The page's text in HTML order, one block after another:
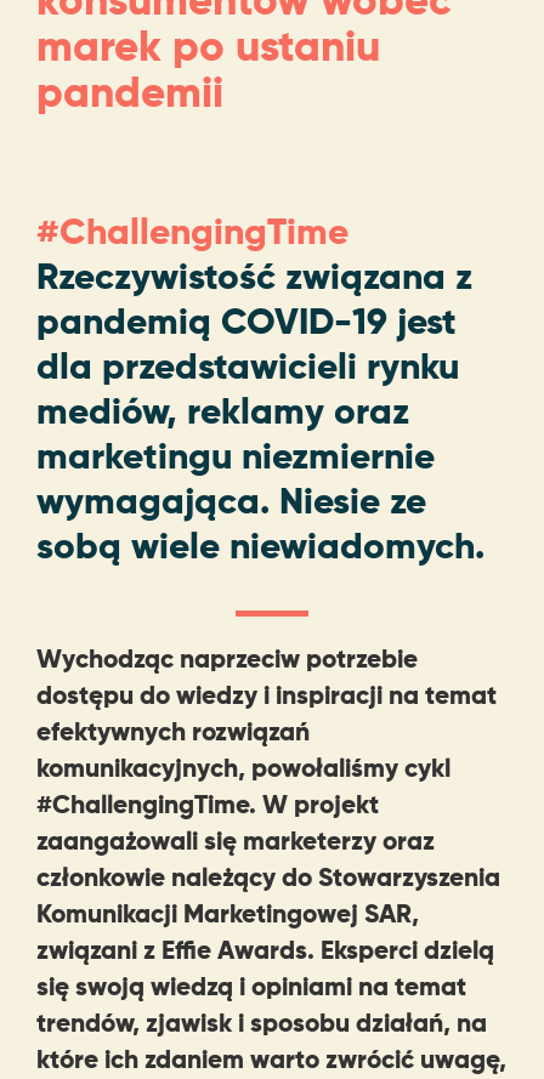
marek po ustaniu
pandemii
#ChallengingTime
Rzeczywistość związana z
pandemią COVID-19 jest
dla przedstawicieli rynku
mediów, reklamy oraz
marketingu niezmiernie
wymagająca. Niesie ze
sobą wiele niewiadomych.
Wychodząc naprzeciw potrzebie
dostępu do wiedzy i inspiracji na temat
efektywnych rozwiązań
komunikacyjnych, powołaliśmy cykl
#ChallengingTime. W projekt
zaangażowali się marketerzy oraz
członkowie należący do Stowarzyszenia
Komunikacji Marketingowej SAR,
związani z Effie Awards. Eksperci dzielą
się swoją wiedzą i opiniami na temat
trendów, zjawisk i sposobu działań, na
które ich zdaniem warto zwrócić uwagę,